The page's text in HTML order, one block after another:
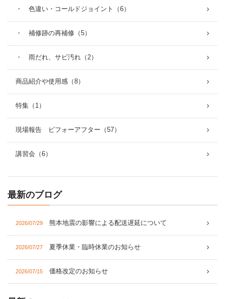
・ 色違い・コールドジョイント（6）
・ 補修跡の再補修（5）
・ 雨だれ、サビ汚れ（2）
商品紹介や使用感（8）
特集（1）
現場報告 ビフォーアフター（57）
講習会（6）
最新のブログ
2026/07/29 熊本地震の影響による配送遅延について
2026/07/27 夏季休業・臨時休業のお知らせ
2026/07/15 価格改定のお知らせ